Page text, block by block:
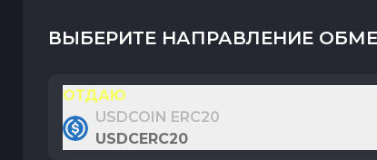
ВЫБЕРИТЕ НАПРАВЛЕНИЕ
ОТДАЮ
USDCOIN ERC20
USDCERC20